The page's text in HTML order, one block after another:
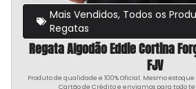
Mais Vendidos, Todos os
Regatas
Regata Algodão Eddie Cortina
FJV
Produto de qualidade e 100% Oficial. Mesmo
Cartão de Crédito e enviamos para todo